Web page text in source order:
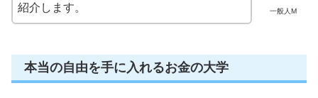
一般人M
紹介します。
本当の自由を手に入れるお金の大学